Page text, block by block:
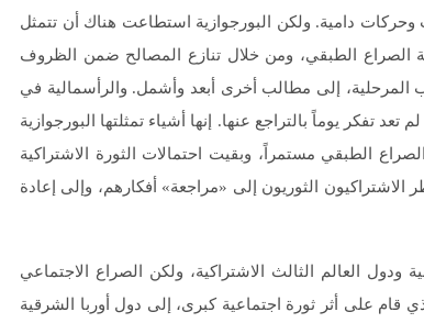
وحركات دامية. ولكن البورجوازية استطاعت هناك أن تتمثل
الصراع الطبقي، ومن خلال تنازع المصالح ضمن الظروف
المرحلية، إلى مطالب أخرى أبعد وأشمل. والرأسمالية في
تفكر يوماً بالتراجع عنها. إنها أشياء تمثلتها البورجوازية
الطبقي مستمراً، وبقيت احتمالات الثورة الاشتراكية
الاشتراكيون الثوريون إلى «مراجعة» أفكارهم، وإلى إعادة
العالم الثالث الاشتراكية، ولكن الصراع الاجتماعي
قام على أثر ثورة اجتماعية كبرى، إلى دول أوربا الشرقية